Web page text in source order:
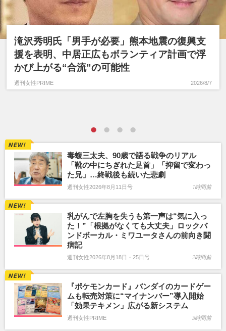
滝沢秀明氏「男手が必要」熊本地震の復興支
援を表明、中居正広もボランティア計画で浮
かび上がる“合流”の可能性
週刊女性PRIME 2026/8/7
毒蝮三太夫、90歳で語る戦争のリアル
「靴の中にちぎれた足首」「抑留で変わっ
た兄」…終戦後も続いた悲劇
週刊女性2026年8月11日号 1時間前
乳がんで左胸を失うも第一声は“気に入っ
た！”「根拠がなくても大丈夫」ロックバ
ンドボーカル・ミワユータさんの前向き闘
病記
週刊女性2026年8月18日・25日号 2時間前
『ポケモンカード』バンダイのカードゲー
ムも転売対策に“マイナンバー”導入開始
「効果テキメン」広がる新システム
週刊女性PRIME 3時間前